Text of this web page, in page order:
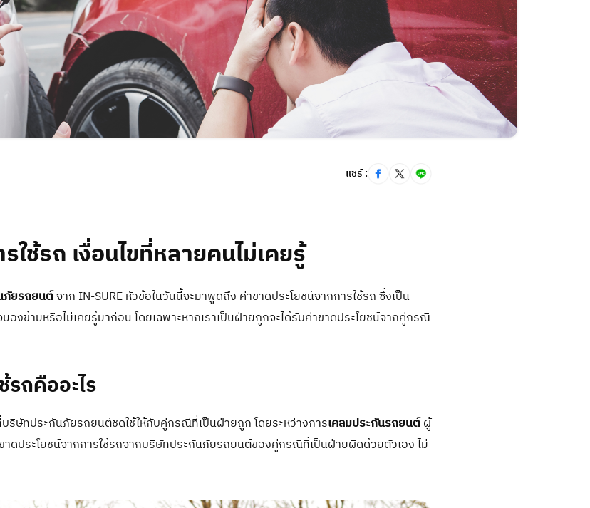
การประชุมผู้ถือหุ้น
ติดต่อนักลงทุนสัมพันธ์
ค้นหาสาขา / จุดให้บริการ
มาตรฐานกรอบระยะเวลาให้บริการ
ข้อแนะนำ/ร้องเรียน
แชร์ :
ใช้รถ เงื่อนไขที่หลายคนไม่เคยรู้
ภัยรถยนต์จาก IN-SURE หัวข้อในวันนี้จะมาพูดถึง ค่าขาดประโยชน์จากการใช้รถ ซึ่งเป็น
งข้ามหรือไม่เคยรู้มาก่อน โดยเฉพาะหากเราเป็นฝ่ายถูกจะได้รับค่าขาดประโยชน์จากคู่กรณี
รถคืออะไร
บริษัทประกันภัยรถยนต์ชดใช้ให้กับคู่กรณีที่เป็นฝ่ายถูก โดยระหว่างการเคลมประกันรถยนต์ผู้
ดประโยชน์จากการใช้รถจากบริษัทประกันภัยรถยนต์ของคู่กรณีที่เป็นฝ่ายผิดด้วยตัวเอง ไม่